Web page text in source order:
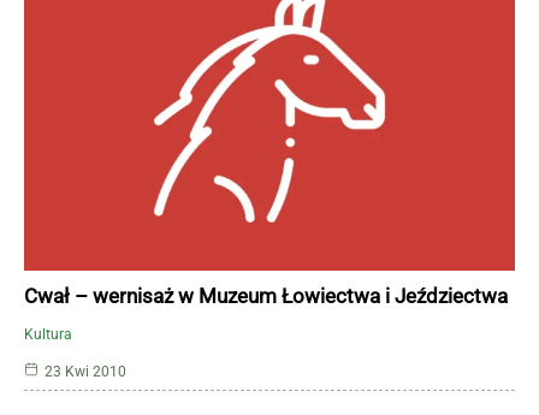
Kultura
Cwał – wernisaż w Muzeum Łowiectwa i Jeździectwa
23 Kwi 2010